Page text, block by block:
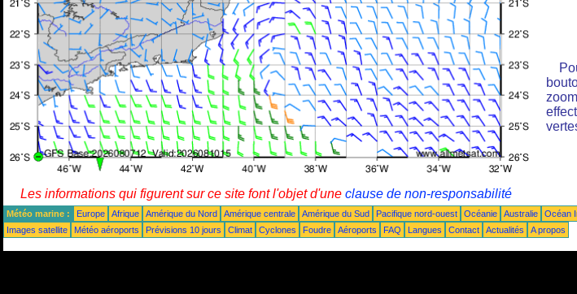
Les informations qui figurent sur ce site font l'objet d'une clause de non-responsabilité
Météo marine : Europe Afrique Amérique du Nord Amérique centrale Amérique du Sud Pacifique nord-ouest Océanie Australie Océan
Images satellite
Météo aéroports Prévisions 10 jours Climat Cyclones Foudre Aéroports FAQ Langues Contact Actualités A propos